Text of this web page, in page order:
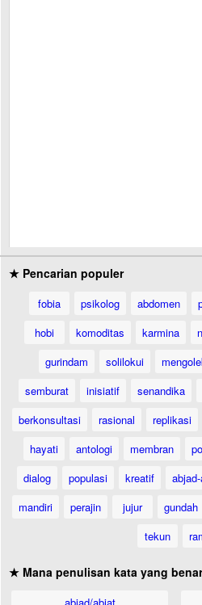
★ Pencarian populer
fobia psikolog abdomen
hobi
komoditas karmina
gurindam
solilokui
semburat
inisiatif senandika
berkonsultasi
rasional replikasi
hayati
antologi membran
dialog
populasi kreatif
mandiri
perajin jujur gundah
tekun
★ Mana penulisan kata yang